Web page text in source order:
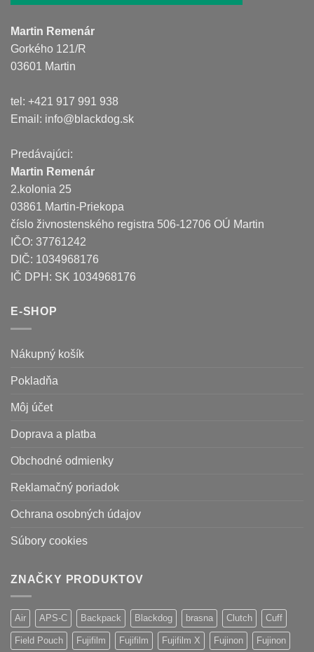
Martin Remenár
Gorkého 121/R
03601 Martin
tel: +421 917 991 938
Email: info@blackdog.sk
Predávajúci:
Martin Remenár
2.kolonia 25
03861 Martin-Priekopa
číslo živnostenského registra 506-12706 OÚ Martin
IČO: 37761242
DIČ: 1034968176
IČ DPH: SK 1034968176
E-SHOP
Nákupný košík
Pokladňa
Môj účet
Doprava a platba
Obchodné odmienky
Reklamačný poriadok
Ochrana osobných údajov
Súbory cookies
ZNAČKY PRODUKTOV
Air APS-C Backpack Blackdog brasna Clutch Cuff
Field Pouch Fujifilm Fujifilm Fujifilm X Fujinon Fujinon